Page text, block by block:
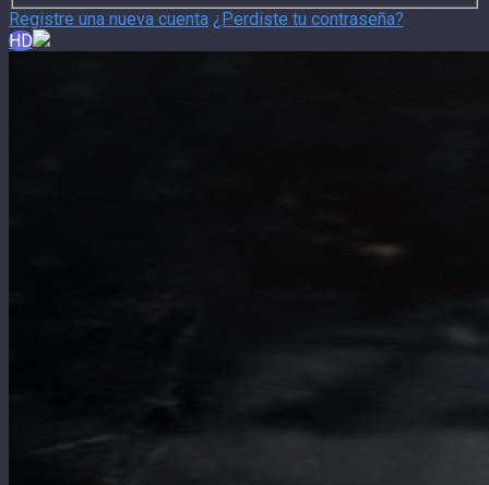
Registre una nueva cuenta ¿Perdiste tu contraseña?
HD